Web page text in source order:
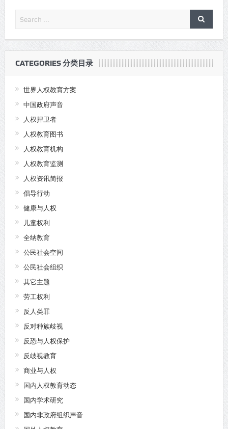
CATEGORIES 分类目录
世界人权教育方案
中国政府声音
人权捍卫者
人权教育图书
人权教育机构
人权教育监测
人权资讯简报
倡导行动
健康与人权
儿童权利
全纳教育
公民社会空间
公民社会组织
其它主题
劳工权利
反人类罪
反对种族歧视
反恐与人权保护
反歧视教育
商业与人权
国内人权教育动态
国内学术研究
国内非政府组织声音